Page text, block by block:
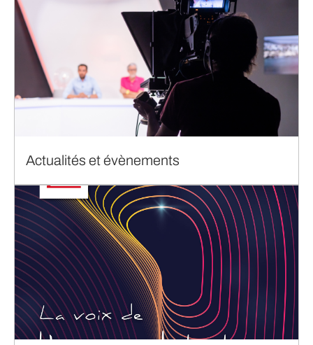
Actualités et évènements